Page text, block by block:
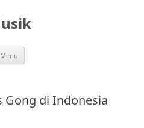
Menu
Gong di Indonesia